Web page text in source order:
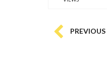
PREVIOUS